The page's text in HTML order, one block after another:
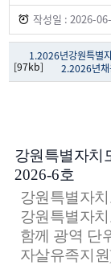
작성일 : 2026-
1.2026년강원특별
[97kb] 2.2026년
강원특별자치
2026-6호
강원특별자
강원특별자
함께 광역 단
자살유족지원